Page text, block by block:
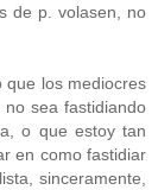
de p. volasen, no
que los mediocres
sea fastidiando
o que estoy tan
en como fastidiar
sinceramente,